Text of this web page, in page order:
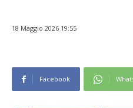
18 Maggio 2026 19:55
Facebook